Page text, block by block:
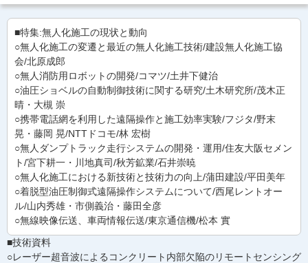
■特集:無人化施工の現状と動向
○無人化施工の変遷と最近の無人化施工技術/建設無人化施工協
会/北原成郎
○無人消防用ロボットの開発/コマツ/土井下健治
○油圧ショベルの自動制御技術に関する研究/土木研究所/茂木正
晴・大槻 崇
○携帯電話網を利用した遠隔操作と施工効率実験/フジタ/野末
晃・藤岡 晃/NTTドコモ/林 宏樹
○無人ダンプトラック走行システムの開発・運用/住友大阪セメン
ト/宮下耕一・川地真司/秋芳鉱業/石井崇暁
○無人化施工における新技術と技術力の向上/蒲田建設/平田美年
○着脱型油圧制御式遠隔操作システムについて/西尾レントオー
ル/山内秀雄・市側義治・藤田全彦
○無線映像伝送、車両情報伝送/東京通信機/松本 實
■技術資料
○レーザー超音波によるコンクリート内部欠陥のリモートセンシング